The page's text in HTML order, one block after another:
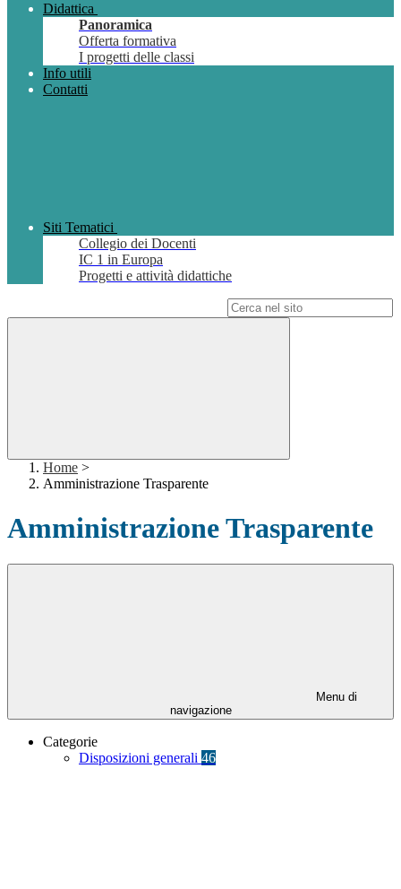
Didattica
Panoramica
Offerta formativa
I progetti delle classi
Info utili
Contatti
Siti Tematici
Collegio dei Docenti
IC 1 in Europa
Progetti e attività didattiche
Home >
Amministrazione Trasparente
Amministrazione Trasparente
Menu di
navigazione
Categorie
Disposizioni generali 46